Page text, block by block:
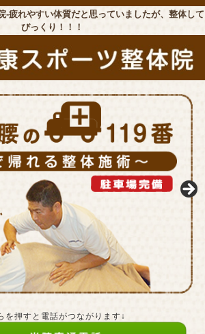
-疲れやすい体質だと思っていましたが、整体して
びっくり！！！
を押すと電話がつながります↓